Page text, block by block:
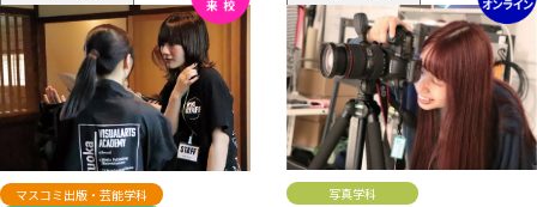
マスコミ出版・芸能学科
写真学科